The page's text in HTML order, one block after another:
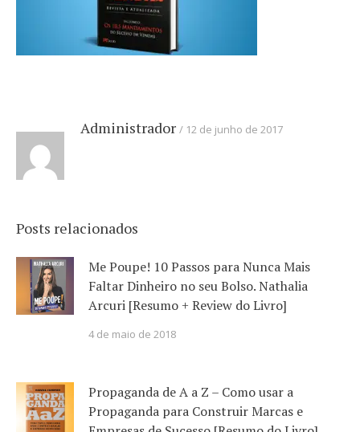
Administrador 12 de junho de 2017
Posts relacionados
Me Poupe! 10 Passos para Nunca Mais
Faltar Dinheiro no seu Bolso. Nathalia
Arcuri [Resumo + Review do Livro]
4 de maio de 2018
Propaganda de A a Z – Como usar a
Propaganda para Construir Marcas e